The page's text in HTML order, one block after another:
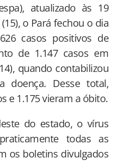
atualizado às 19
o Pará fechou o dia
casos positivos de
de 1.147 casos em
quando contabilizou
doença. Desse total,
e 1.175 vieram a óbito.
do estado, o vírus
todas as
os boletins divulgados